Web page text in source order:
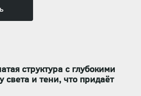
структура с глубокими
и тени, что придаёт